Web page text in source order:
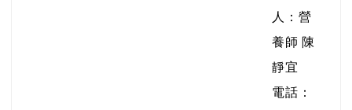
人：營
養師 陳
靜宜
電話：